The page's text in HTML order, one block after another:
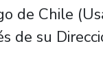
Chile
de su